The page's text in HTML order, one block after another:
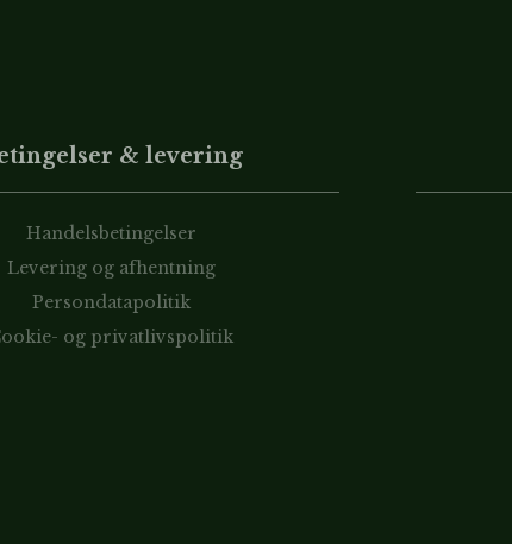
& levering
Handelsbetingelser
Levering og afhentning
Persondatapolitik
og privatlivspolitik